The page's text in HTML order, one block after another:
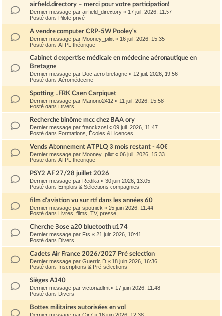
airfield.directory – merci pour votre participation!
Dernier message par airfield_directory « 17 juil. 2026, 11:57
Posté dans Pilote privé
A vendre computer CRP-5W Pooley's
Dernier message par Mooney_pilot « 16 juil. 2026, 15:35
Posté dans ATPL théorique
Cabinet d expertise médicale en médecine aéronautique en
Bretagne
Dernier message par Doc aero bretagne « 12 juil. 2026, 19:56
Posté dans Aéromédecine
Spotting LFRK Caen Carpiquet
Dernier message par Manono2412 « 11 juil. 2026, 15:58
Posté dans Divers
Recherche binôme mcc chez BAA ory
Dernier message par franckzosi « 09 juil. 2026, 11:47
Posté dans Formations, Écoles & Licences
Vends Abonnement ATPLQ 3 mois restant - 40€
Dernier message par Mooney_pilot « 06 juil. 2026, 15:33
Posté dans ATPL théorique
PSY2 AF 27/28 juillet 2026
Dernier message par Redika « 30 juin 2026, 13:05
Posté dans Emplois & Sélections compagnies
film d'aviation vu sur rtf dans les années 60
Dernier message par spotnick « 25 juin 2026, 11:44
Posté dans Livres, films, TV, presse, ...
Cherche Bose a20 bluetooth u174
Dernier message par Fts « 21 juin 2026, 10:41
Posté dans Divers
Cadets Air France 2026/2027 Pré selection
Dernier message par Guerric.D « 18 juin 2026, 16:36
Posté dans Inscriptions & Pré-sélections
Sièges A340
Dernier message par victoriadlmt « 17 juin 2026, 11:48
Posté dans Divers
Bottes militaires autorisées en vol
Dernier message par Gir7 « 16 juin 2026, 12:38